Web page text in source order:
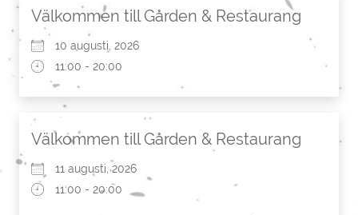
Välkommen till Gården & Restaurang
10 augusti, 2026
11:00 - 20:00
Välkommen till Gården & Restaurang
11 augusti, 2026
11:00 - 20:00